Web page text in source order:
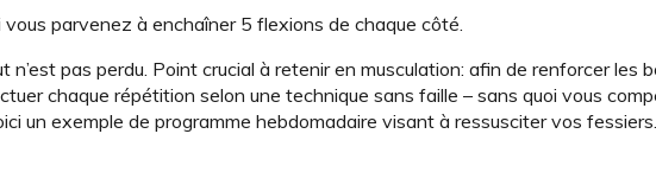
parvenez à enchaîner 5 flexions de chaque côté.
n’est pas perdu. Point crucial à retenir en musculation: afin de renforcer les
chaque répétition selon une technique sans faille – sans quoi vous
un exemple de programme hebdomadaire visant à ressusciter vos fessiers.